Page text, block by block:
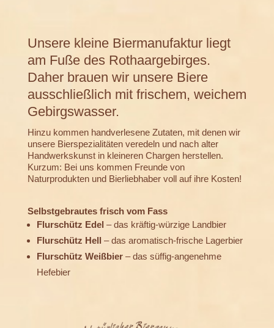
Unsere kleine Biermanufaktur liegt
am Fuße des Rothaargebirges.
Daher brauen wir unsere Biere
ausschließlich mit frischem, weichem
Gebirgswasser.
Hinzu kommen handverlesene Zutaten, mit denen wir
unsere Bierspezialitäten veredeln und nach alter
Handwerkskunst in kleineren Chargen herstellen.
Kurzum: Bei uns kommen Freunde von
Naturprodukten und Bierliebhaber voll auf ihre Kosten!
Selbstgebrautes frisch vom Fass
Flurschütz Edel – das kräftig-würzige Landbier
Flurschütz Hell – das aromatisch-frische Lagerbier
Flurschütz Weißbier– das süffig-angenehme
Hefebier